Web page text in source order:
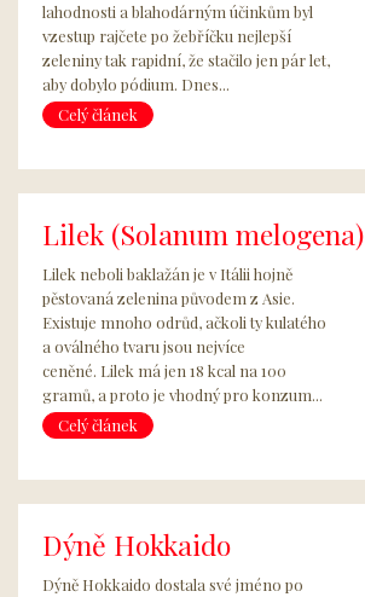
lahodnosti a blahodárným účinkům byl
vzestup rajčete po žebříčku nejlepší
zeleniny tak rapidní, že stačilo jen pár let,
aby dobylo pódium. Dnes...
Celý článek
Lilek (Solanum melogena)
Lilek neboli baklažán je v Itálii hojně
pěstovaná zelenina původem z Asie.
Existuje mnoho odrůd, ačkoli ty kulatého
a oválného tvaru jsou nejvíce
ceněné. Lilek má jen 18 kcal na 100
gramů, a proto je vhodný pro konzum...
Celý článek
Dýně Hokkaido
Dýně Hokkaido dostala své jméno po